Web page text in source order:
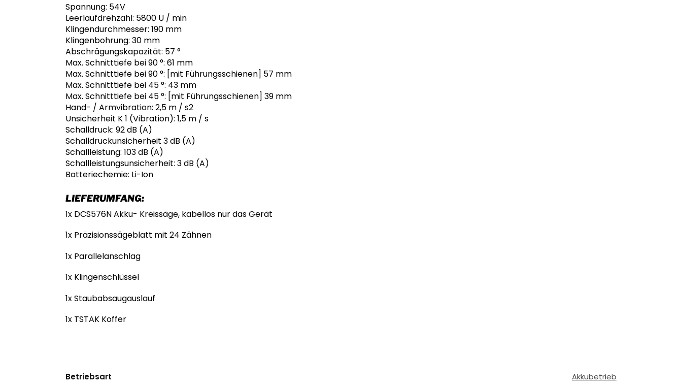
Spannung: 54V
Leerlaufdrehzahl: 5800 U / min
Klingendurchmesser: 190 mm
Klingenbohrung: 30 mm
Abschrägungskapazität: 57 °
Max. Schnitttiefe bei 90 °: 61 mm
Max. Schnitttiefe bei 90 °: [mit Führungsschienen] 57 mm
Max. Schnitttiefe bei 45 °: 43 mm
Max. Schnitttiefe bei 45 °: [mit Führungsschienen] 39 mm
Hand- / Armvibration: 2,5 m / s2
Unsicherheit K 1 (Vibration): 1,5 m / s
Schalldruck: 92 dB (A)
Schalldruckunsicherheit 3 dB (A)
Schallleistung: 103 dB (A)
Schallleistungsunsicherheit: 3 dB (A)
Batteriechemie: Li-Ion
LIEFERUMFANG:
1x DCS576N Akku- Kreissäge, kabellos nur das Gerät
1x Präzisionssägeblatt mit 24 Zähnen
1x Parallelanschlag
1x Klingenschlüssel
1x Staubabsaugauslauf
1x TSTAK Koffer
Betriebsart Akkubetrieb